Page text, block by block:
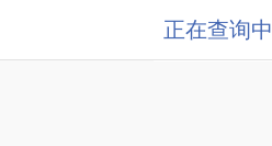
正在查询中